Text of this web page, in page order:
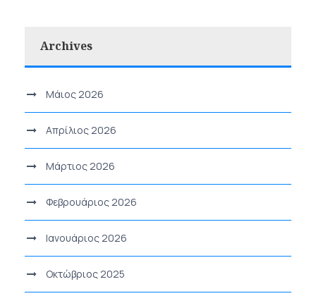
Archives
Μάιος 2026
Απρίλιος 2026
Μάρτιος 2026
Φεβρουάριος 2026
Ιανουάριος 2026
Οκτώβριος 2025